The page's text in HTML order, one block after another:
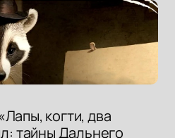
когти, два
тайны Дальнего